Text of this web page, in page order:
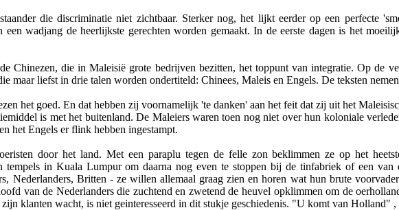
die discriminatie niet zichtbaar. Sterker nog, het lijkt eerder op een perfecte
wadjang de heerlijkste gerechten worden gemaakt. In de eerste dagen is het
Chinezen, die in Maleisië grote bedrijven bezitten, het toppunt van integratie. Op de
maar liefst in drie talen worden ondertiteld: Chinees, Maleis en Engels. De teksten
het goed. En dat hebben zij voornamelijk 'te danken' aan het feit dat zij uit het
is met het buitenland. De Maleiers waren toen nog niet over hun koloniale
het Engels er flink hebben ingestampt.
door het land. Met een paraplu tegen de felle zon beklimmen ze op het
tempels in Kuala Lumpur om daarna nog even te stoppen bij de tinfabriek of een
Nederlanders, Britten - ze willen allemaal graag zien en horen wat hun brute
van de Nederlanders die zuchtend en zwetend de heuvel opklimmen om de
zijn klanten wacht, is niet geinteresseerd in dit stukje geschiedenis. "U komt van